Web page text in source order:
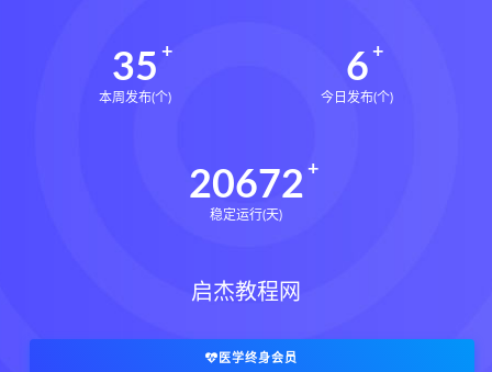
寻龙点穴高级班课程
辰南择吉日下载 辰南择吉日网盘
世道天机预测学下载
世道天机预测学网盘
世道天机预测学电子书
实用命理学 财富显化的道法术下载
35
本周发布(个)
6
今日发布(个)
20672
稳定运行(天)
启杰教程网
医学终身会员